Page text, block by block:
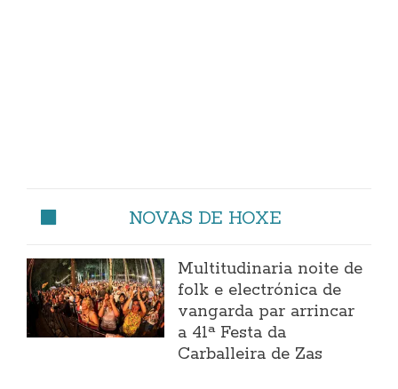
NOVAS DE HOXE
Multitudinaria noite de
folk e electrónica de
vangarda par arrincar
a 41ª Festa da
Carballeira de Zas